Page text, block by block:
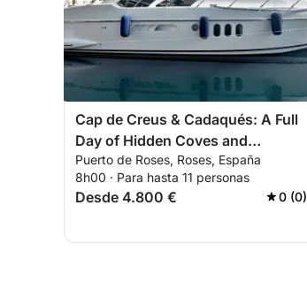
Cap de Creus & Cadaqués: A Full
Day of Hidden Coves and
Mediterranean Luxury
Puerto de Roses, Roses, España
8h00 · Para hasta 11 personas
Desde 4.800 € 0 (0)